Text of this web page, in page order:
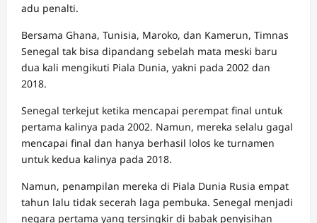
adu penalti.
Bersama Ghana, Tunisia, Maroko, dan Kamerun, Timnas
Senegal tak bisa dipandang sebelah mata meski baru
dua kali mengikuti Piala Dunia, yakni pada 2002 dan
2018.
Senegal terkejut ketika mencapai perempat final untuk
pertama kalinya pada 2002. Namun, mereka selalu gagal
mencapai final dan hanya berhasil lolos ke turnamen
untuk kedua kalinya pada 2018.
Namun, penampilan mereka di Piala Dunia Rusia empat
tahun lalu tidak secerah laga pembuka. Senegal menjadi
negara pertama yang tersingkir di babak penyisihan